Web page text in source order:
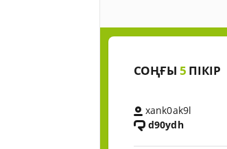
СОҢҒЫ 5 ПІКІР
xank0ak9l
d90ydh